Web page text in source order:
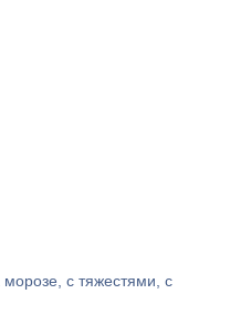
с тяжестями, с